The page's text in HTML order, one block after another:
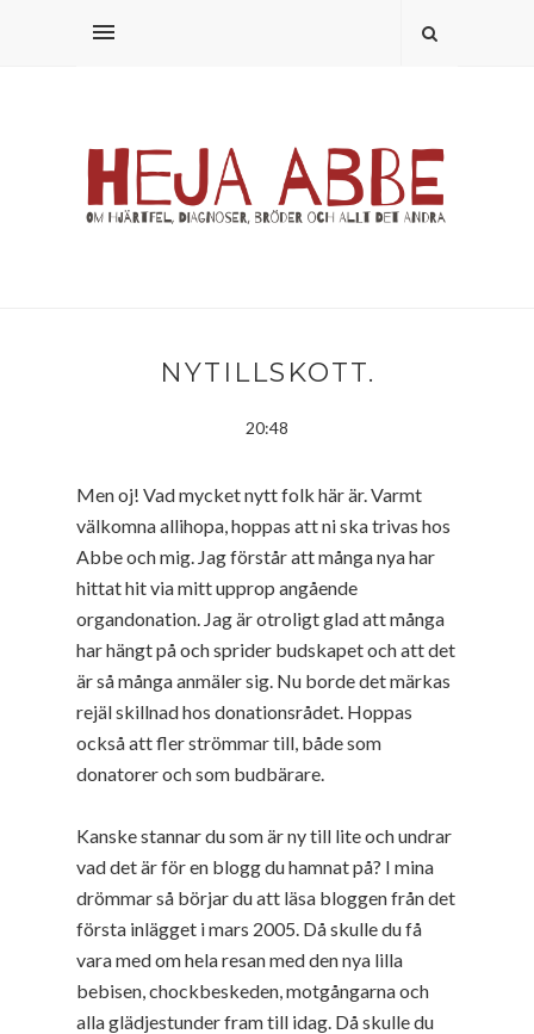
NYTILLSKOTT.
20:48
Men oj! Vad mycket nytt folk här är. Varmt
välkomna allihopa, hoppas att ni ska trivas hos
Abbe och mig. Jag förstår att många nya har
hittat hit via mitt upprop angående
organdonation. Jag är otroligt glad att många
har hängt på och sprider budskapet och att det
är så många anmäler sig. Nu borde det märkas
rejäl skillnad hos donationsrådet. Hoppas
också att fler strömmar till, både som
donatorer och som budbärare.
Kanske stannar du som är ny till lite och undrar
vad det är för en blogg du hamnat på? I mina
drömmar så börjar du att läsa bloggen från det
första inlägget i mars 2005. Då skulle du få
vara med om hela resan med den nya lilla
bebisen, chockbeskeden, motgångarna och
alla glädjestunder fram till idag. Då skulle du